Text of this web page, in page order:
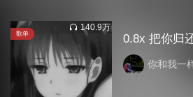
歌单
140.9万
0.8x 把你归
你和我一